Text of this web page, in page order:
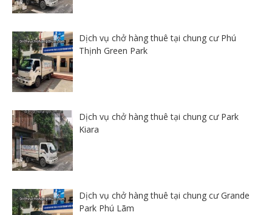
Dịch vụ chở hàng thuê tại chung cư Phú
Thịnh Green Park
Dịch vụ chở hàng thuê tại chung cư Park
Kiara
Dịch vụ chở hàng thuê tại chung cư Grande
Park Phú Lãm